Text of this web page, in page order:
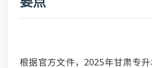
根据官方文件，2025年甘肃专